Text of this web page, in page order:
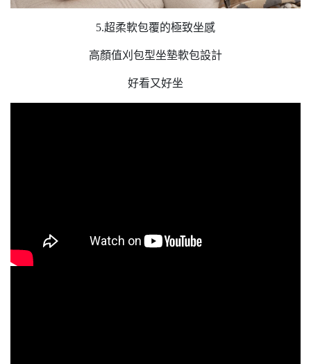
5.超柔軟包覆的極致坐感
高顏值刈包型坐墊軟包設計
好看又好坐